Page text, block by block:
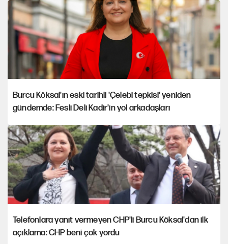
Burcu Köksal'ın eski tarihli 'Çelebi tepkisi' yeniden
gündemde: Fesli Deli Kadir'in yol arkadaşları
Telefonlara yanıt vermeyen CHP'li Burcu Köksal'dan ilk
açıklama: CHP beni çok yordu